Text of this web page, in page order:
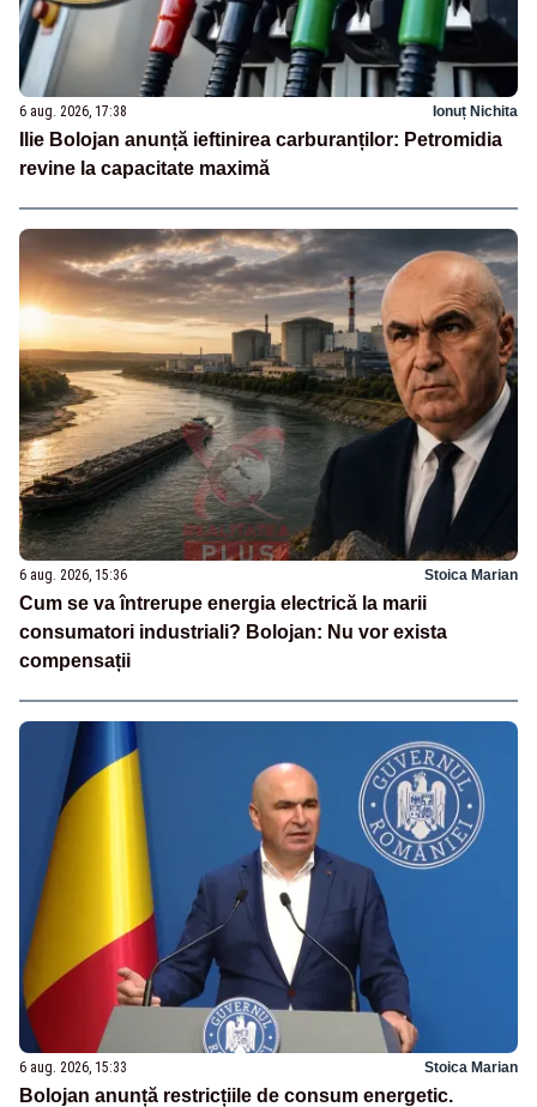
6 aug. 2026, 17:38 Ionuț Nichita
Ilie Bolojan anunță ieftinirea carburanților: Petromidia
revine la capacitate maximă
6 aug. 2026, 15:36 Stoica Marian
Cum se va întrerupe energia electrică la marii
consumatori industriali? Bolojan: Nu vor exista
compensații
6 aug. 2026, 15:33 Stoica Marian
Bolojan anunță restricțiile de consum energetic.